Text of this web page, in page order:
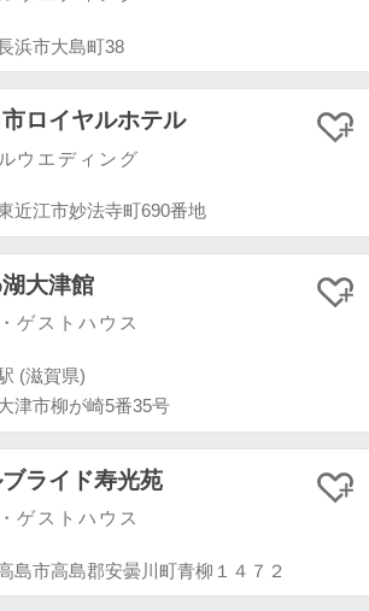
浜市大島町38
ロイヤルホテル
ウエディング
近江市妙法寺町690番地
大津館
ゲストハウス
(滋賀県)
津市柳が崎5番35号
ライド寿光苑
ゲストハウス
島市高島郡安曇川町青柳１４７２